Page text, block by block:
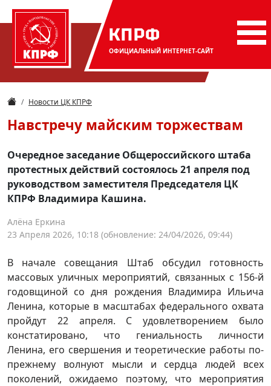
КПРФ
ОФИЦИАЛЬНЫЙ ИНТЕРНЕТ-САЙТ
Новости ЦК КПРФ
Навстречу майским торжествам
Очередное заседание Общероссийского штаба
протестных действий состоялось 21 апреля под
руководством заместителя Председателя ЦК
КПРФ Владимира Кашина.
Алёна Еркина
23 Апреля 2026, 10:18 (обновление: 24/04/2026, 09:44)
В начале совещания Штаб обсудил готовность
массовых уличных мероприятий, связанных с 156-й
годовщиной со дня рождения Владимира Ильича
Ленина, которые в масштабах федерального охвата
пройдут 22 апреля. С удовлетворением было
констатировано, что гениальность личности
Ленина, его свершения и теоретические работы по-
прежнему волнуют мысли и сердца людей всех
поколений, ожидаемо поэтому, что мероприятия